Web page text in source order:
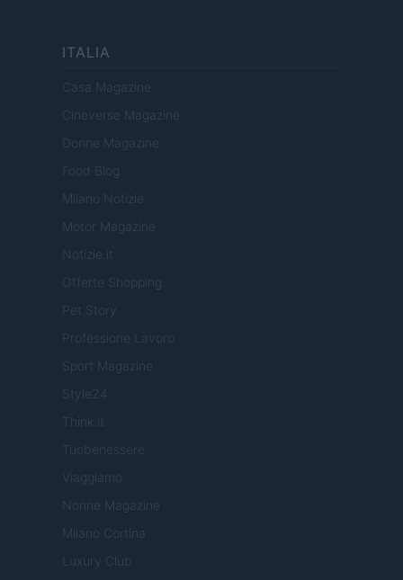
ITALIA
Casa Magazine
Cineverse Magazine
Donne Magazine
Food Blog
Milano Notizie
Motor Magazine
Notizie.it
Offerte Shopping
Pet Story
Professione Lavoro
Sport Magazine
Style24
Think.it
Tuobenessere
Viaggiamo
Nonne Magazine
Milano Cortina
Luxury Club